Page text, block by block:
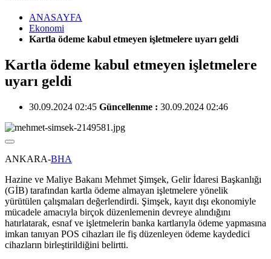
ANASAYFA
Ekonomi
Kartla ödeme kabul etmeyen işletmelere uyarı geldi
Kartla ödeme kabul etmeyen işletmelere
uyarı geldi
30.09.2024 02:45 Güncellenme : 30.09.2024 02:46
ANKARA-BHA
Hazine ve Maliye Bakanı Mehmet Şimşek, Gelir İdaresi Başkanlığı
(GİB) tarafından kartla ödeme almayan işletmelere yönelik
yürütülen çalışmaları değerlendirdi. Şimşek, kayıt dışı ekonomiyle
mücadele amacıyla birçok düzenlemenin devreye alındığını
hatırlatarak, esnaf ve işletmelerin banka kartlarıyla ödeme yapmasına
imkan tanıyan POS cihazları ile fiş düzenleyen ödeme kaydedici
cihazların birleştirildiğini belirtti.